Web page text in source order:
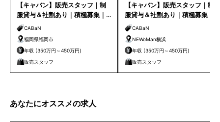
【キャバン】販売スタッフ｜制
服貸与＆社割あり｜積極募集｜
福岡店
CABaN
福岡県福岡市
年収 (350万円～450万円)
販売スタッフ
【キャバン】販売スタッフ｜制
服貸与＆社割あり｜積極募集｜
NEWoMan横浜
CABaN
NEWoMan横浜
年収 (350万円～450万円)
販売スタッフ
あなたにオススメの求人